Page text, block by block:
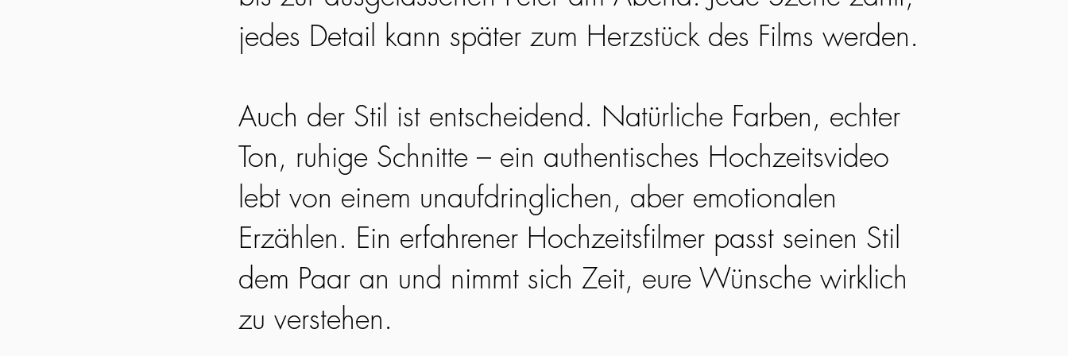
jedes Detail kann später zum Herzstück des Films werden.
Auch der Stil ist entscheidend. Natürliche Farben, echter
Ton, ruhige Schnitte – ein authentisches Hochzeitsvideo
lebt von einem unaufdringlichen, aber emotionalen
Erzählen. Ein erfahrener Hochzeitsfilmer passt seinen Stil
dem Paar an und nimmt sich Zeit, eure Wünsche wirklich
zu verstehen.